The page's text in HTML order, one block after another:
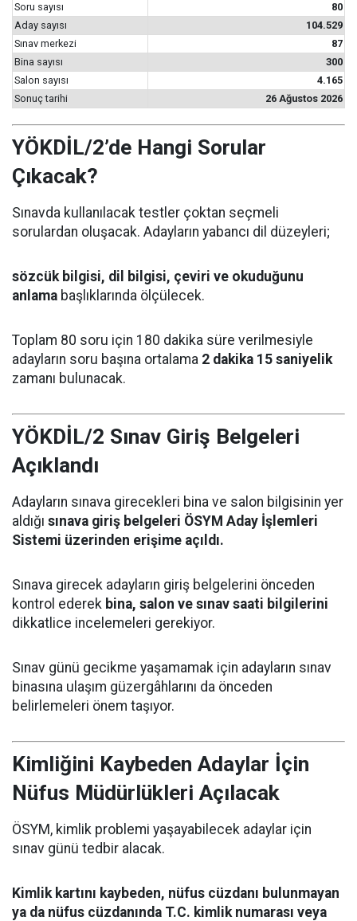
Soru sayısı
80
Aday sayısı
104.529
Sınav merkezi
87
Bina sayısı
300
Salon sayısı
4.165
Sonuç tarihi
26 Ağustos 2026
YÖKDİL/2’de Hangi Sorular
Çıkacak?
Sınavda kullanılacak testler çoktan seçmeli
sorulardan oluşacak. Adayların yabancı dil düzeyleri;
sözcük bilgisi, dil bilgisi, çeviri ve okuduğunu
anlama başlıklarında ölçülecek.
Toplam 80 soru için 180 dakika süre verilmesiyle
adayların soru başına ortalama 2 dakika 15 saniyelik
zamanı bulunacak.
YÖKDİL/2 Sınav Giriş Belgeleri
Açıklandı
Adayların sınava girecekleri bina ve salon bilgisinin yer
aldığı sınava giriş belgeleri ÖSYM Aday İşlemleri
Sistemi üzerinden erişime açıldı.
Sınava girecek adayların giriş belgelerini önceden
kontrol ederek bina, salon ve sınav saati bilgilerini
dikkatlice incelemeleri gerekiyor.
Sınav günü gecikme yaşamamak için adayların sınav
binasına ulaşım güzergâhlarını da önceden
belirlemeleri önem taşıyor.
Kimliğini Kaybeden Adaylar İçin
Nüfus Müdürlükleri Açılacak
ÖSYM, kimlik problemi yaşayabilecek adaylar için
sınav günü tedbir alacak.
Kimlik kartını kaybeden, nüfus cüzdanı bulunmayan
ya da nüfus cüzdanında T.C. kimlik numarası veya